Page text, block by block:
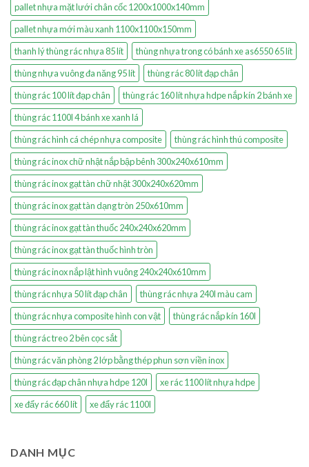
pallet nhựa mặt lưới chân cốc 1200x1000x140mm
pallet nhựa mới màu xanh 1100x1100x150mm
thanh lý thùng rác nhựa 85 lít
thùng nhựa trong có bánh xe as6550 65 lít
thùng nhựa vuông đa năng 95 lít
thùng rác 80 lít đạp chân
thùng rác 100 lít đạp chân
thùng rác 160 lít nhựa hdpe nắp kín 2 bánh xe
thùng rác 1100l 4 bánh xe xanh lá
thùng rác hình cá chép nhựa composite
thùng rác hình thú composite
thùng rác inox chữ nhật nắp bập bênh 300x240x610mm
thùng rác inox gạt tàn chữ nhật 300x240x620mm
thùng rác inox gạt tàn dạng tròn 250x610mm
thùng rác inox gạt tàn thuốc 240x240x620mm
thùng rác inox gạt tàn thuốc hình tròn
thùng rác inox nắp lật hình vuông 240x240x610mm
thùng rác nhựa 50 lít đạp chân
thùng rác nhựa 240l màu cam
thùng rác nhựa composite hình con vật
thùng rác nắp kín 160l
thùng rác treo 2 bên cọc sắt
thùng rác văn phòng 2 lớp bằng thép phun sơn viền inox
thùng rác đạp chân nhựa hdpe 120l
xe rác 1100 lít nhựa hdpe
xe đẩy rác 660 lít
xe đẩy rác 1100l
DANH MỤC